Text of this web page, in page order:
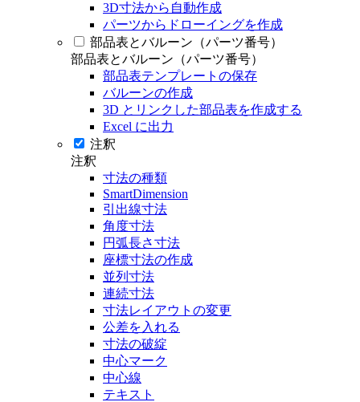
3D寸法から自動作成
パーツからドローイングを作成
部品表とバルーン（パーツ番号）
部品表とバルーン（パーツ番号）
部品表テンプレートの保存
バルーンの作成
3D とリンクした部品表を作成する
Excel に出力
注釈
注釈
寸法の種類
SmartDimension
引出線寸法
角度寸法
円弧長さ寸法
座標寸法の作成
並列寸法
連続寸法
寸法レイアウトの変更
公差を入れる
寸法の破綻
中心マーク
中心線
テキスト